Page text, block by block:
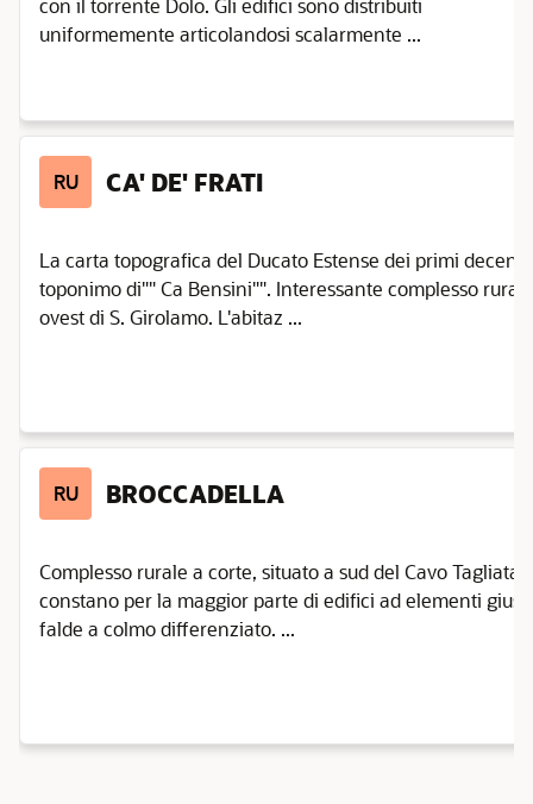
con il torrente Dolo. Gli edifici sono distribuiti
uniformemente articolandosi scalarmente ...
RU CA' DE' FRATI
La carta topografica del Ducato Estense dei primi
toponimo di"" Ca Bensini"". Interessante complesso
ovest di S. Girolamo. L'abitaz ...
RU BROCCADELLA
Complesso rurale a corte, situato a sud del Cavo
constano per la maggior parte di edifici ad elementi
falde a colmo differenziato. ...